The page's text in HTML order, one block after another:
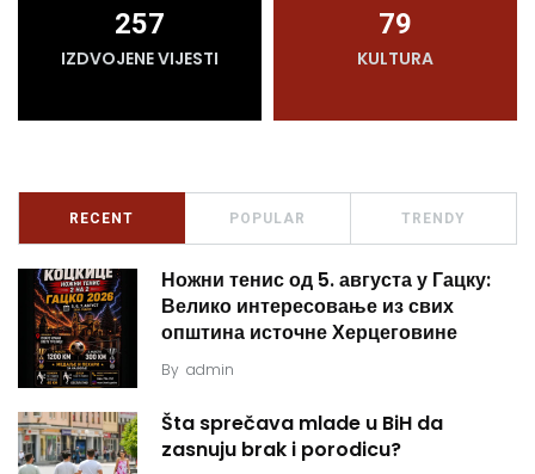
257
IZDVOJENE VIJESTI
79
KULTURA
RECENT POPULAR TRENDY
Ножни тенис од 5. августа у Гацку:
Велико интересовање из свих
општина источне Херцеговине
By admin
Šta sprečava mlade u BiH da
zasnuju brak i porodicu?